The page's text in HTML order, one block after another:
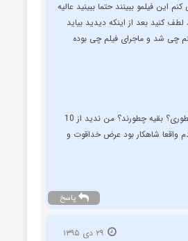
این فیلمو ببینند حتما ببینید عالیه
کنید بعد از اینکه دیدید بیاید
چی شد و ماجرای فیلم چی بوده
حالم هم خوبه شما چطوری؟ بقیه چطورند؟ من ندید از 10
میدم واقعا شاهکار بود عرض خداقوت و
پاسخ